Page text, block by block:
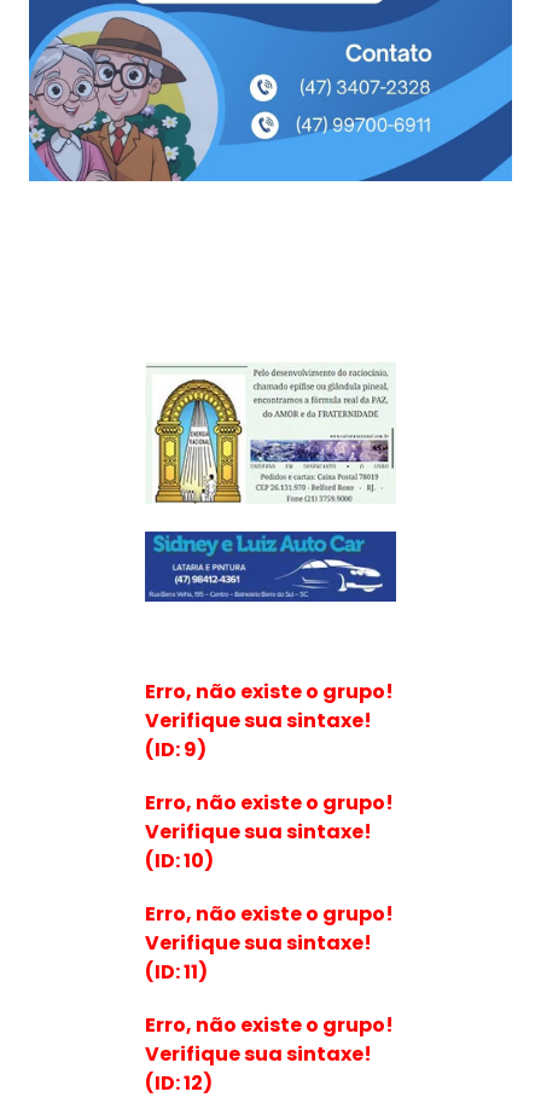
Erro, não existe o grupo!
Verifique sua sintaxe!
(ID: 9)
Erro, não existe o grupo!
Verifique sua sintaxe!
(ID: 10)
Erro, não existe o grupo!
Verifique sua sintaxe!
(ID: 11)
Erro, não existe o grupo!
Verifique sua sintaxe!
(ID: 12)